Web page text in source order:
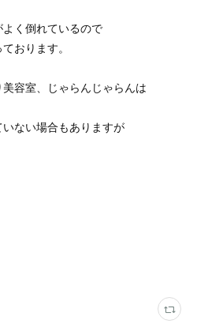
く倒れているので
おります。
容室、じゃらんじゃらんは
ない場合もありますが